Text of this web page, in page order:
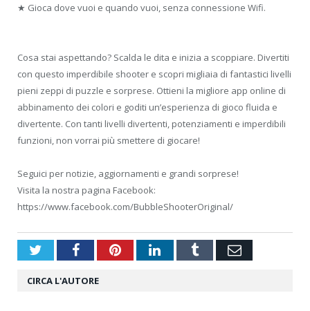
★ Gioca dove vuoi e quando vuoi, senza connessione Wifi.
Cosa stai aspettando? Scalda le dita e inizia a scoppiare. Divertiti
con questo imperdibile shooter e scopri migliaia di fantastici livelli
pieni zeppi di puzzle e sorprese. Ottieni la migliore app online di
abbinamento dei colori e goditi un’esperienza di gioco fluida e
divertente. Con tanti livelli divertenti, potenziamenti e imperdibili
funzioni, non vorrai più smettere di giocare!
Seguici per notizie, aggiornamenti e grandi sorprese!
Visita la nostra pagina Facebook:
https://www.facebook.com/BubbleShooterOriginal/
TwitterFacebookPinterestLinkedInTumblrEmail
CIRCA L'AUTORE